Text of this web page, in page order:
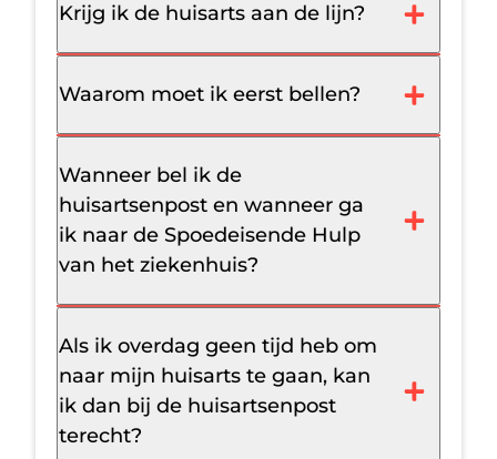
Krijg ik de huisarts aan de lijn?
Waarom moet ik eerst bellen?
Wanneer bel ik de
huisartsenpost en wanneer ga
ik naar de Spoedeisende Hulp
van het ziekenhuis?
Als ik overdag geen tijd heb om
naar mijn huisarts te gaan, kan
ik dan bij de huisartsenpost
terecht?